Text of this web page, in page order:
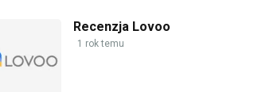
Recenzja Lovoo
1 rok temu